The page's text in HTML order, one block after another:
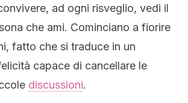
ad ogni risveglio, vedi il
che ami. Cominciano a fiorire
fatto che si traduce in un
capace di cancellare le
discussioni.